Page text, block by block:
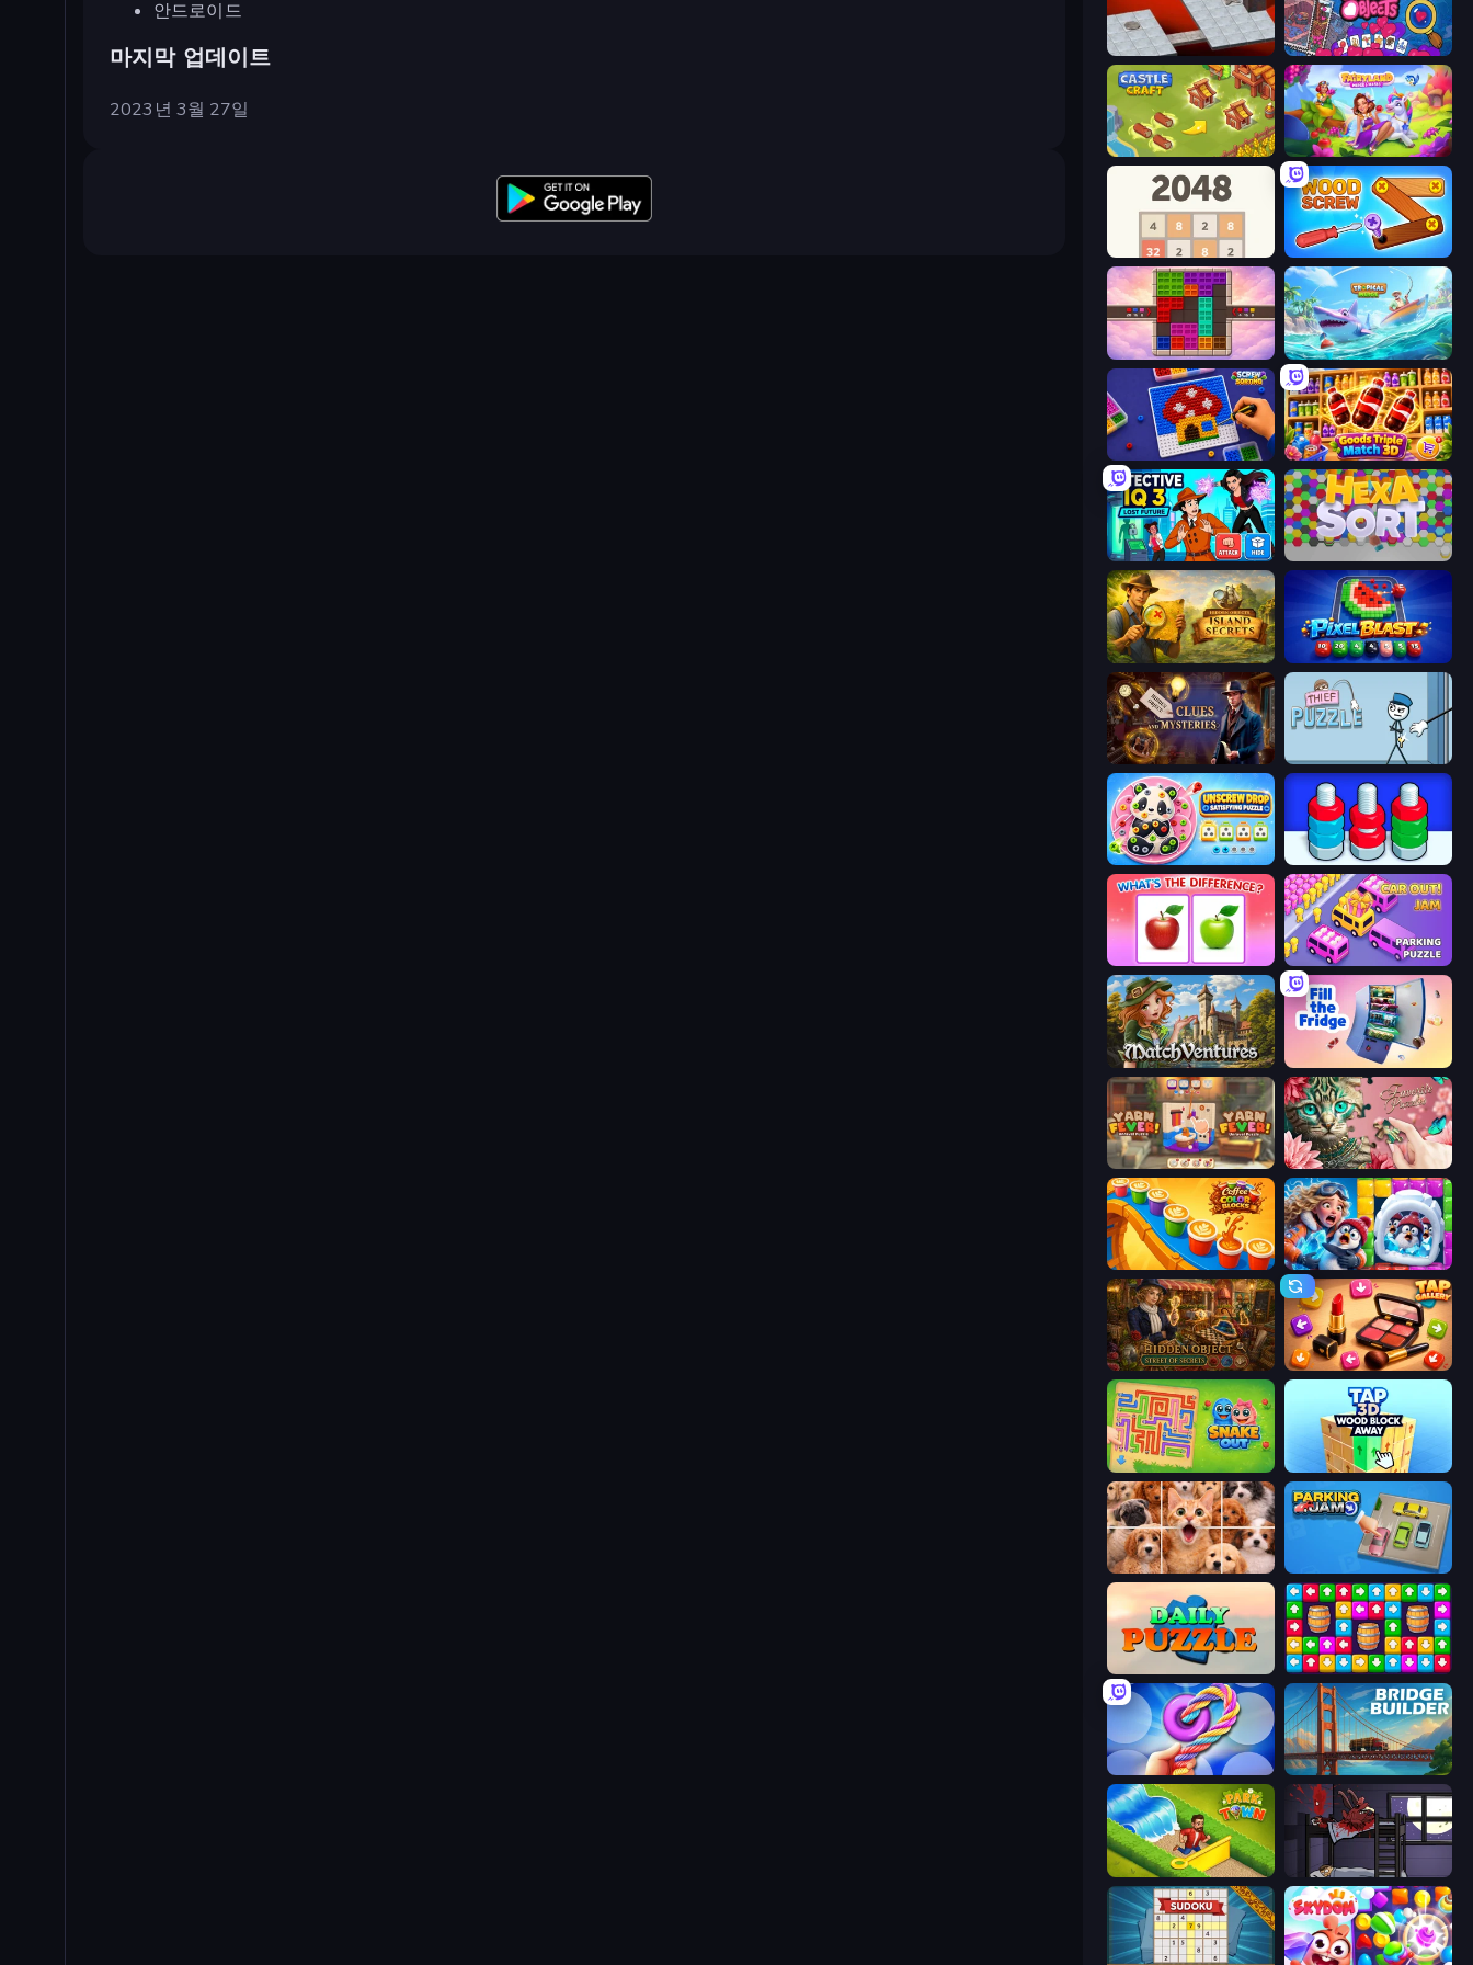
안드로이드
마지막 업데이트
2023년 3월 27일
Bloxorz Hidden Objects
Castle Craft Fairyland Merge & Magic
2048 Wood Screw: Bolts Puzzle
Color Cube Puzzle Tropical Merge
Screw Sorting Goods Triple Match 3D
Detective IQ 3
Hidden Objects: Island Secrets Pixel Blast
Hidden Object: Clues and Mysteries Thief Puzzle
Unscrew Drop: Satisfying Puzzle
What's The Difference? Car OUT! Jam Parking Puzzle
MatchVentures Fill The Fridge
Yarn Fever! Unravel Puzzle Favorite Puzzles
Coffee Color Blocks Captain Blast
Hidden Object: Street Of Secrets Tap Gallery
Snake Out: Maze Escape
Jigpic Solitaire
Tap Away Story
Twisted Tangle Bridge Builder
Park Town The Visitor